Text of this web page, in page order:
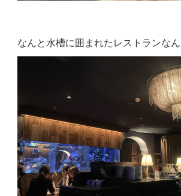
なんと水槽に囲まれたレストランなん